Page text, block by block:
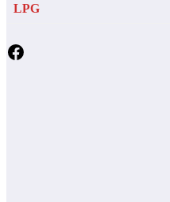
LPG
Facebook